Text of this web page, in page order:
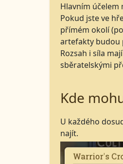
Hlavním účelem
Pokud jste ve
přímém okolí
artefakty budou
Rozsah i síla
sběratelskými
Kde
U každého
najít.